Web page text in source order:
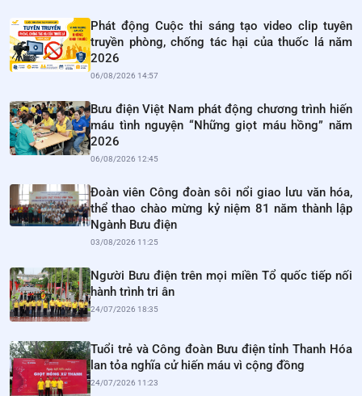
Phát động Cuộc thi sáng tạo video clip tuyên
truyền phòng, chống tác hại của thuốc lá năm
2026
06/08/2026 14:57
Bưu điện Việt Nam phát động chương trình hiến
máu tình nguyện “Những giọt máu hồng” năm
2026
06/08/2026 12:45
Đoàn viên Công đoàn sôi nổi giao lưu văn hóa,
thể thao chào mừng kỷ niệm 81 năm thành lập
Ngành Bưu điện
03/08/2026 11:25
Người Bưu điện trên mọi miền Tổ quốc tiếp nối
hành trình tri ân
24/07/2026 18:35
Tuổi trẻ và Công đoàn Bưu điện tỉnh Thanh Hóa
lan tỏa nghĩa cử hiến máu vì cộng đồng
24/07/2026 11:23